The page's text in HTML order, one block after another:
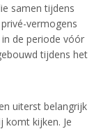
samen tijdens
vermogens
de periode vóór
tijdens het
uiterst belangrijk
komt kijken. Je